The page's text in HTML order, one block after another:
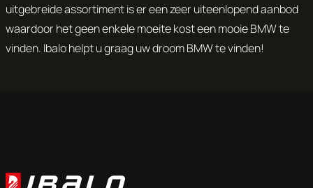
uitgebreide assortiment is er een zeer uiteenlopend aanbod
waardoor het geen enkele moeite kost een mooie BMW te
vinden. Ibalo helpt u graag uw droom BMW te vinden!